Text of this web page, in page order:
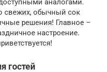
аналогами.
свежих, обычный сок
решения! Главное –
настроение.
гостей